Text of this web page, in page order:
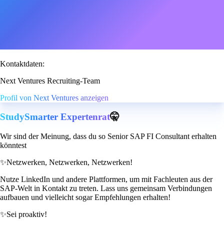
Kontaktdaten:
Next Ventures Recruiting-Team
Profil von Next Ventures anzeigen
StudySmarter Expertenrat🤫
Wir sind der Meinung, dass du so Senior SAP FI Consultant erhalten
könntest
✨Netzwerken, Netzwerken, Netzwerken!
Nutze LinkedIn und andere Plattformen, um mit Fachleuten aus der
SAP-Welt in Kontakt zu treten. Lass uns gemeinsam Verbindungen
aufbauen und vielleicht sogar Empfehlungen erhalten!
✨Sei proaktiv!